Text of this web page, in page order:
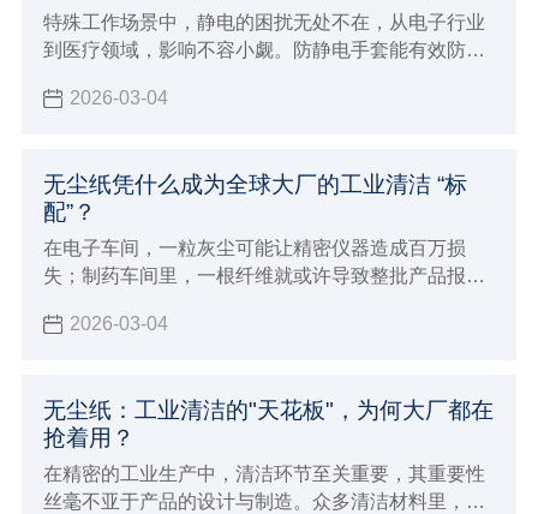
特殊工作场景中，静电的困扰无处不在，从电子行业
到医疗领域，影响不容小觑。防静电手套能有效防
挑选适合的防静电手套。
2026-03-04
无尘纸凭什么成为全球大厂的工业清洁 “标
配”？
在电子车间，一粒灰尘可能让精密仪器造成百万损
失；制药车间里，一根纤维就或许导致整批产品报
洁革命”，而核心 “武器”，竟是看似普通的无尘纸。
2026-03-04
无尘纸：工业清洁的"天花板"，为何大厂都在
抢着用？
在精密的工业生产中，清洁环节至关重要，其重要性
丝毫不亚于产品的设计与制造。众多清洁材料里，无